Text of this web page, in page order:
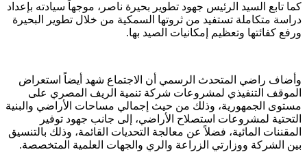
كما تابع السيد الرئيس جهود تطوير بحيرة ناصر، موجهاً سيادته بإعداد
دراسة متكاملة تستفيد من ثروتها السمكية من خلال تطوير البحيرة
ورفع كفائتها وتعظيم إمكانيات الصيد بها.
وأضاف راضي المتحدث الرسمي أن الاجتماع شهد أيضاً استعراض
الموقف التنفيذي لمشروعات شركة تنمية الريف المصري على
مستوى الجمهورية، وذلك من حيث إجمالي مساحات الأراضي والبنية
التحتية لمشروعات استصلاح الأراضي، إلى جانب جهود توفير
المقننات المائية، فضلاً عن معالجة التحديات القائمة، وذلك بالتنسيق
بين الشركة ووزارتي الزراعة والري والجهات العلمية المتخصصة.